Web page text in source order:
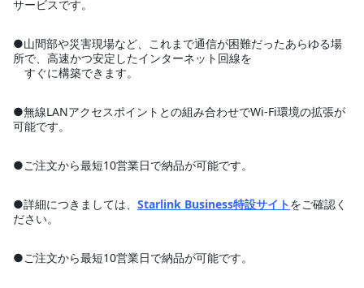
サービスです。
●山間部や災害現場など、これまで通信が困難だったあらゆる場
所で、高速かつ安定したインターネット回線を
すぐに構築できます。
●無線LANアクセスポイントとの組み合わせでWi-Fi環境の拡張が
可能です。
●ご注文から最短10営業日で納品が可能です。
●詳細につきましては、 Starlink Business特設サイトをご確認く
ださい。
●ご注文から最短10営業日で納品が可能です。